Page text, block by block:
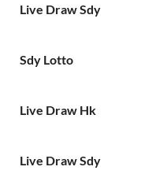
Live Draw Sdy
Sdy Lotto
Live Draw Hk
Live Draw Sdy